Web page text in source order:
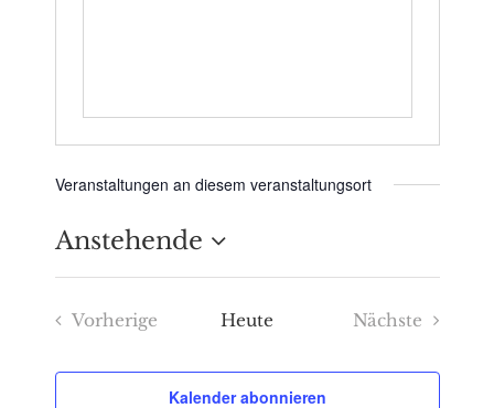
Veranstaltungen an diesem veranstaltungsort
Anstehende
Datum
wählen.
Vorherige
Heute
Nächste
Kalender abonnieren